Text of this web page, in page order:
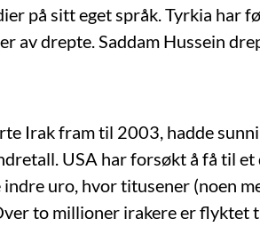
på sitt eget språk. Tyrkia har
av drepte. Saddam Hussein
Irak fram til 2003, hadde
USA har forsøkt å få til
uro, hvor titusener (noen
to millioner irakere er flyktet